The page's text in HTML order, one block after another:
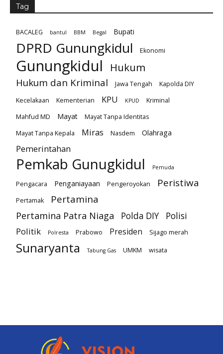
Tag
BACALEG bantul BBM Begal Bupati
DPRD Gunungkidul Ekonomi
Gunungkidul Hukum
Hukum dan Kriminal Jawa Tengah
Kapolda DIY
Kecelakaan
Kementerian KPU KPUD
Kriminal
Mahfud MD
Mayat
Mayat Tanpa Identitas
Mayat Tanpa Kepala
Miras Nasdem Olahraga
Pemerintahan
Pemkab Gunugkidul Pemuda
Pengacara Penganiayaan Pengeroyokan Peristiwa
Pertamak Pertamina
Pertamina Patra Niaga Polda DIY
Polisi
Politik
Polresta Prabowo Presiden Sijago merah
Sunaryanta Tabung Gas UMKM wisata